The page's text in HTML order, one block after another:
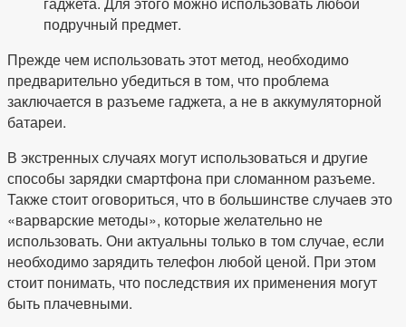
подручный предмет.
Прежде чем использовать этот метод, необходимо
предварительно убедиться в том, что проблема
заключается в разъеме гаджета, а не в аккумуляторной
батареи.
В экстренных случаях могут использоваться и другие
способы зарядки смартфона при сломанном разъеме.
Также стоит оговориться, что в большинстве случаев это
«варварские методы», которые желательно не
использовать. Они актуальны только в том случае, если
необходимо зарядить телефон любой ценой. При этом
стоит понимать, что последствия их применения могут
быть плачевными.